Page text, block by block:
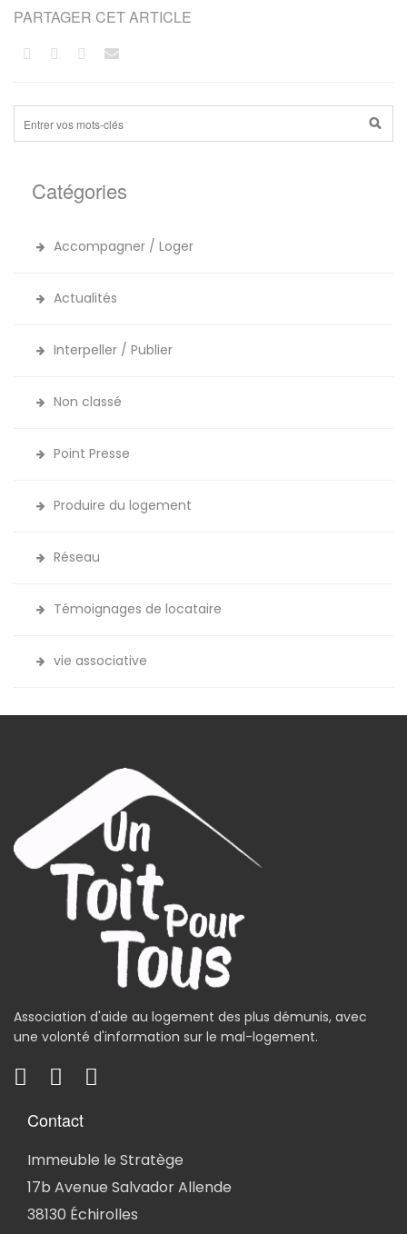
PARTAGER CET ARTICLE
Catégories
Accompagner / Loger
Actualités
Interpeller / Publier
Non classé
Point Presse
Produire du logement
Réseau
Témoignages de locataire
vie associative
Association d'aide au logement des plus démunis, avec
une volonté d'information sur le mal-logement.
Contact
Immeuble le Stratège
17b Avenue Salvador Allende
38130 Échirolles